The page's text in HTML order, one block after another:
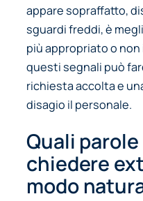
appare sopraffatto,
sguardi freddi, è
più appropriato o
questi segnali può
richiesta accolta e
disagio il personale.
Quali
chiedere
modo